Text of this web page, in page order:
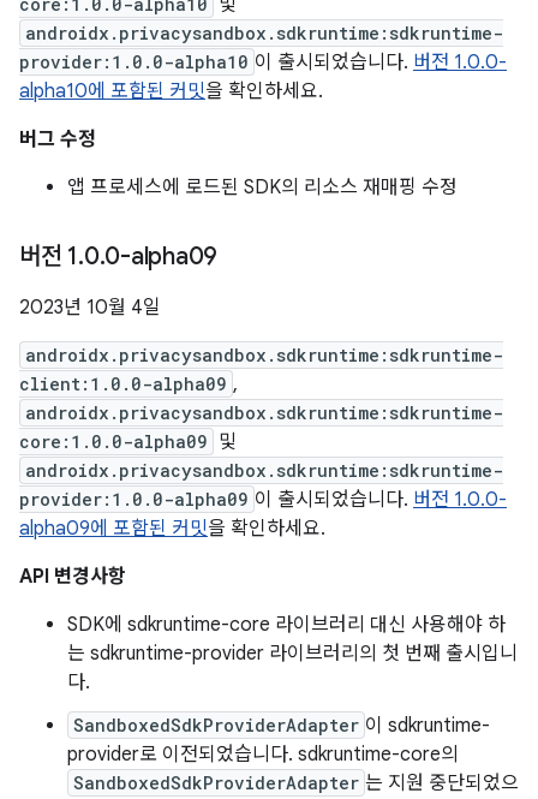
및
androidx.privacysandbox.sdkruntime:sdkruntime-
provider:1.0.0-alpha10 이 출시되었습니다. 버전 1.0.0-
alpha10에 포함된 커밋을 확인하세요.
버그 수정
앱 프로세스에 로드된 SDK의 리소스 재매핑 수정
버전 1.0.0-alpha09
2023년 10월 4일
androidx.privacysandbox.sdkruntime:sdkruntime-
client:1.0.0-alpha09 ,
androidx.privacysandbox.sdkruntime:sdkruntime-
core:1.0.0-alpha09 및
androidx.privacysandbox.sdkruntime:sdkruntime-
provider:1.0.0-alpha09 이 출시되었습니다. 버전 1.0.0-
alpha09에 포함된 커밋을 확인하세요.
API 변경사항
SDK에 sdkruntime-core 라이브러리 대신 사용해야 하
는 sdkruntime-provider 라이브러리의 첫 번째 출시입니
다.
SandboxedSdkProviderAdapter 이 sdkruntime-
provider로 이전되었습니다. sdkruntime-core의
SandboxedSdkProviderAdapter 는 지원 중단되었으